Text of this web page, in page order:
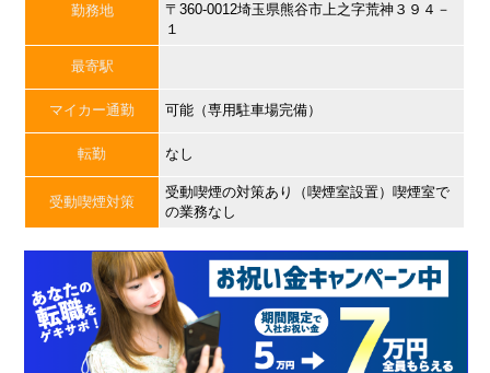
勤務地
〒360-0012埼玉県熊谷市上之字荒神３９４－
１
最寄駅
マイカー通勤 可能（専用駐車場完備）
転勤 なし
受動喫煙対策
受動喫煙の対策あり（喫煙室設置）喫煙室で
の業務なし